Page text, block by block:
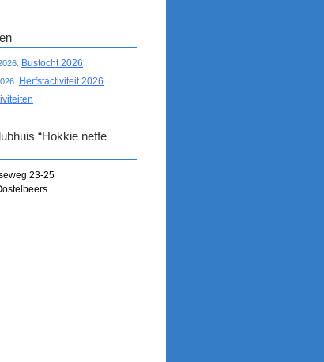
Bustocht 2026
Herfstactiviteit 2026
“Hokkie neffe
23-25